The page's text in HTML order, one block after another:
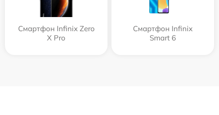
Смартфон Infinix Zero
X Pro
Смартфон Infinix
Smart 6